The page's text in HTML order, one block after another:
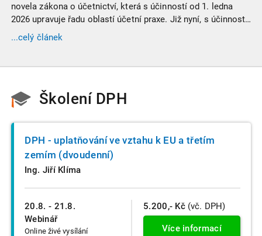
novela zákona o účetnictví, která s účinností od 1. ledna
2026 upravuje řadu oblastí účetní praxe. Již nyní, s účinností
od 3. září 2025, platí nová, zvýšená kritéria pro zařazení firem
do velikostních a použijí se zpětně již pro účetní období
...celý článek
Školení DPH
20.8. - 21.8.
Webinář
Online živé vysílání
DPH - uplatňování ve vztahu k EU a třetím
zemím (dvoudenní)
Ing. Jiří Klíma
5.200,- Kč (vč. DPH)
Více informací